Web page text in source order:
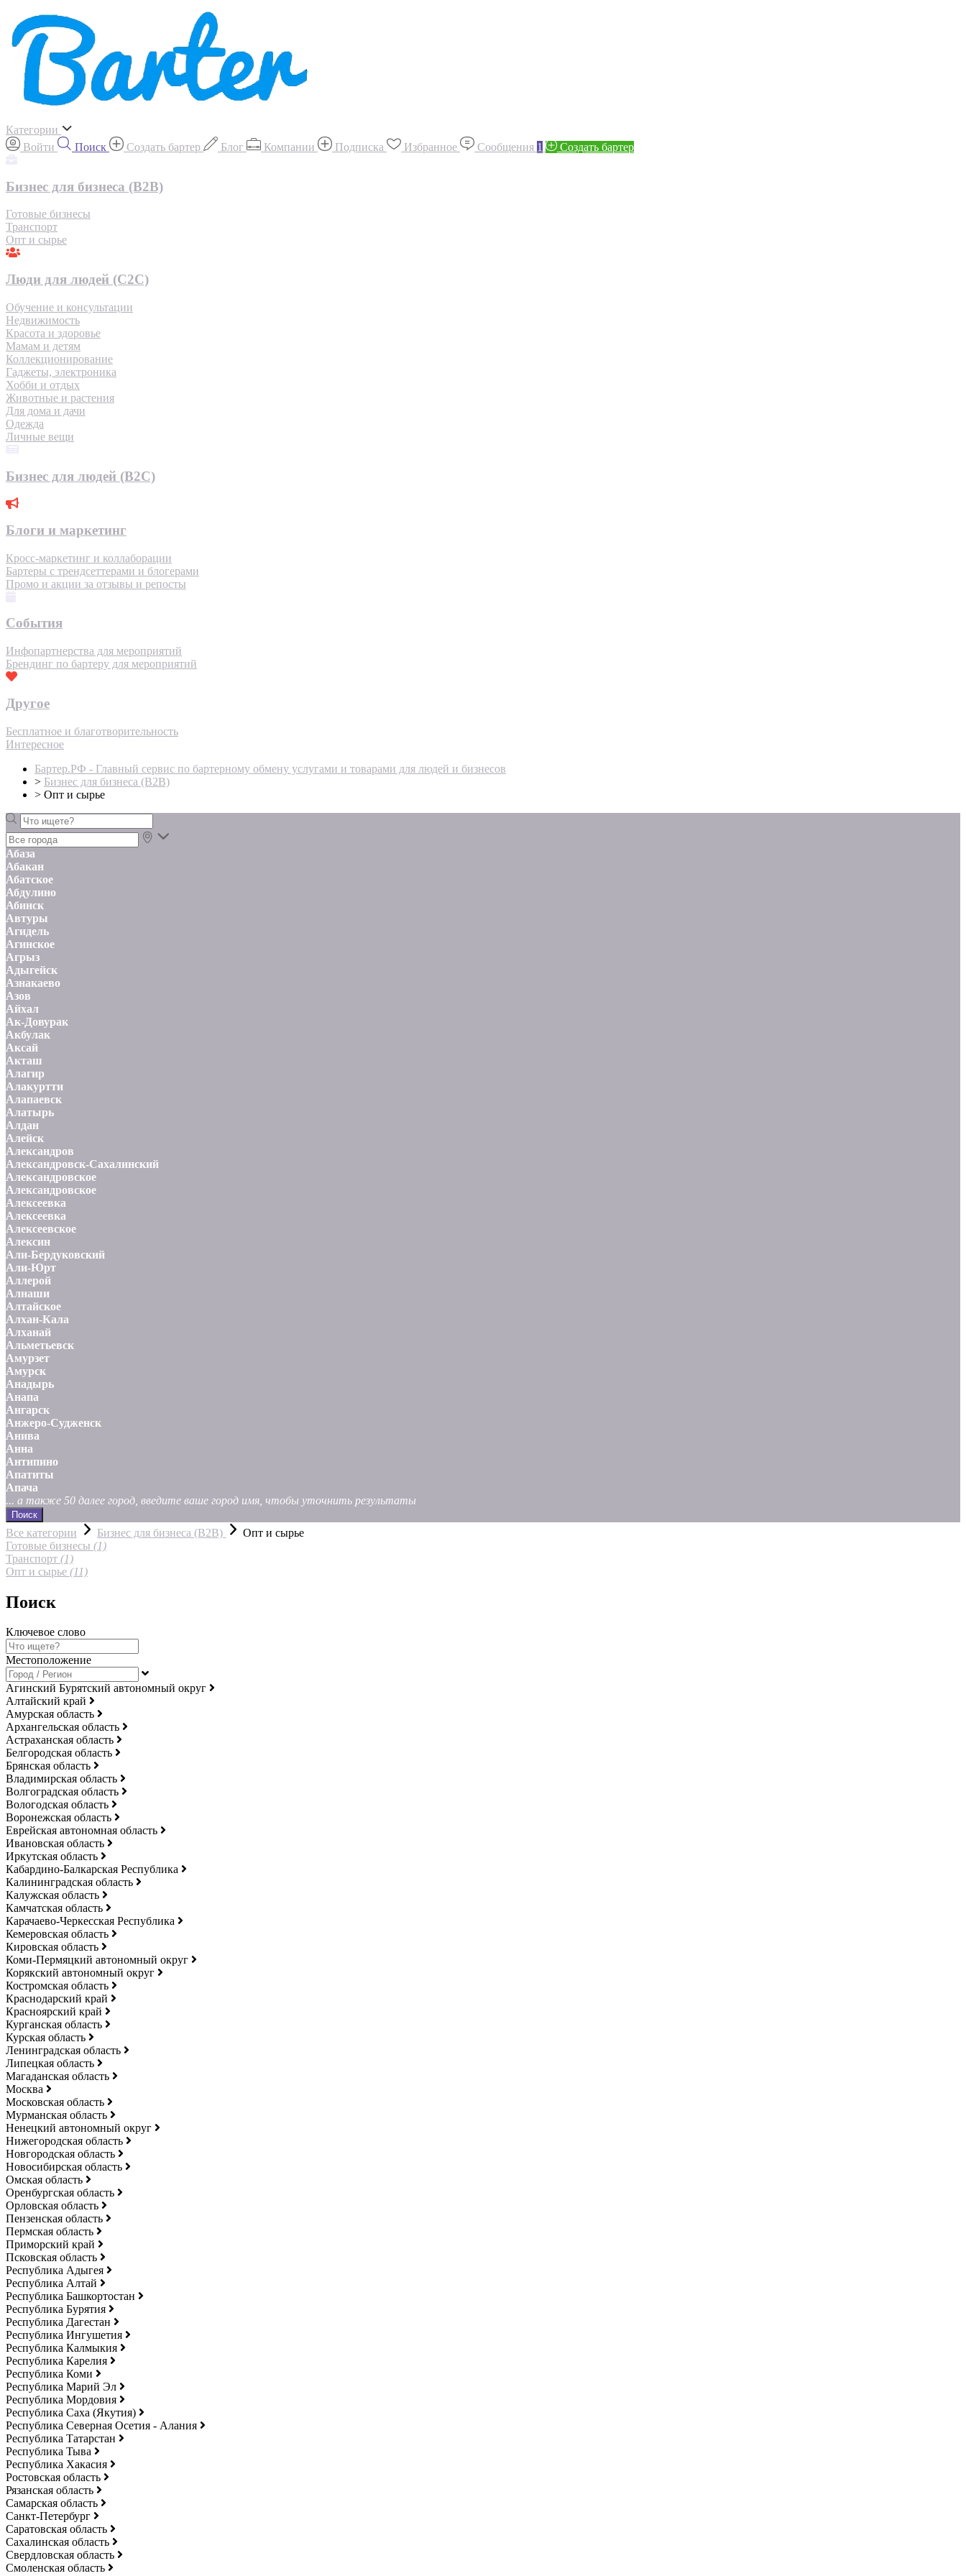
Категории
Войти
Поиск Создать бартер Блог Компании Подписка Избранное Сообщения 1 Создать бартер
Бизнес для бизнеса (B2B)
Готовые бизнесы
Транспорт
Опт и сырье
Люди для людей (С2С)
Обучение и консультации
Недвижимость
Красота и здоровье
Мамам и детям
Коллекционирование
Гаджеты, электроника
Хобби и отдых
Животные и растения
Для дома и дачи
Одежда
Личные вещи
Бизнес для людей (B2C)
Блоги и маркетинг
Кросс-маркетинг и коллаборации
Бартеры с трендсеттерами и блогерами
Промо и акции за отзывы и репосты
События
Инфопартнерства для мероприятий
Брендинг по бартеру для мероприятий
Другое
Бесплатное и благотворительность
Интересное
Бартер.РФ - Главный сервис по бартерному обмену услугами и товарами для людей и бизнесов
> Бизнес для бизнеса (B2B)
> Опт и сырье
Абаза
Абакан
Абатское
Абдулино
Абинск
Автуры
Агидель
Агинское
Агрыз
Адыгейск
Азнакаево
Азов
Айхал
Ак-Довурак
Акбулак
Аксай
Акташ
Алагир
Алакуртти
Алапаевск
Алатырь
Алдан
Алейск
Александров
Александровск-Сахалинский
Александровское
Александровское
Алексеевка
Алексеевка
Алексеевское
Алексин
Али-Бердуковский
Али-Юрт
Аллерой
Алнаши
Алтайское
Алхан-Кала
Алханай
Альметьевск
Амурзет
Амурск
Анадырь
Анапа
Ангарск
Анжеро-Судженск
Анива
Анна
Антипино
Апатиты
Апача
... а также 50 далее город, введите ваше город имя, чтобы уточнить результаты
Поиск
Все категории Бизнес для бизнеса (B2B)
Опт и сырье
Готовые бизнесы (1)
Транспорт (1)
Опт и сырье (11)
Поиск
Ключевое слово
Местоположение
Агинский Бурятский автономный округ
Алтайский край
Амурская область
Архангельская область
Астраханская область
Белгородская область
Брянская область
Владимирская область
Волгоградская область
Вологодская область
Воронежская область
Еврейская автономная область
Ивановская область
Иркутская область
Кабардино-Балкарская Республика
Калининградская область
Калужская область
Камчатская область
Карачаево-Черкесская Республика
Кемеровская область
Кировская область
Коми-Пермяцкий автономный округ
Корякский автономный округ
Костромская область
Краснодарский край
Красноярский край
Курганская область
Курская область
Ленинградская область
Липецкая область
Магаданская область
Москва
Московская область
Мурманская область
Ненецкий автономный округ
Нижегородская область
Новгородская область
Новосибирская область
Омская область
Оренбургская область
Орловская область
Пензенская область
Пермская область
Приморский край
Псковская область
Республика Адыгея
Республика Алтай
Республика Башкортостан
Республика Бурятия
Республика Дагестан
Республика Ингушетия
Республика Калмыкия
Республика Карелия
Республика Коми
Республика Марий Эл
Республика Мордовия
Республика Саха (Якутия)
Республика Северная Осетия - Алания
Республика Татарстан
Республика Тыва
Республика Хакасия
Ростовская область
Рязанская область
Самарская область
Санкт-Петербург
Саратовская область
Сахалинская область
Свердловская область
Смоленская область